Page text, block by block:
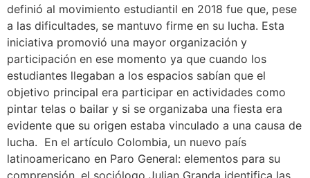
definió al movimiento estudiantil en 2018 fue que, pese
a las dificultades, se mantuvo firme en su lucha. Esta
iniciativa promovió una mayor organización y
participación en ese momento ya que cuando los
estudiantes llegaban a los espacios sabían que el
objetivo principal era participar en actividades como
pintar telas o bailar y si se organizaba una fiesta era
evidente que su origen estaba vinculado a una causa de
lucha. En el artículo Colombia, un nuevo país
latinoamericano en Paro General: elementos para su
comprensión, el sociólogo Julian Granda identifica las